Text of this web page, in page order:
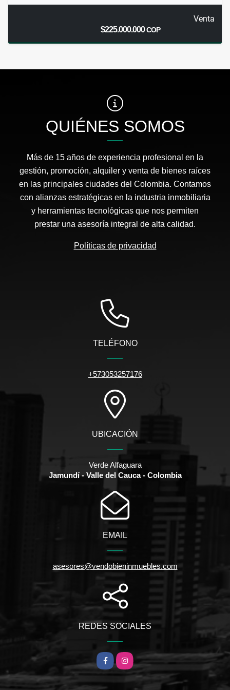
Venta
$225.000.000COP
QUIÉNES SOMOS
Más de 15 años de experiencia profesional en la
gestión, promoción, alquiler y venta de bienes raíces
en las principales ciudades del Colombia. Contamos
con alianzas estratégicas en la industria inmobiliaria
y herramientas tecnológicas que nos permiten
prestar una asesoría integral de alta calidad.
Políticas de privacidad
TELÉFONO
+573053257176
UBICACIÓN
Verde Alfaguara
Jamundí - Valle del Cauca - Colombia
EMAIL
asesores@vendobieninmuebles.com
REDES SOCIALES
FacebookInstagram